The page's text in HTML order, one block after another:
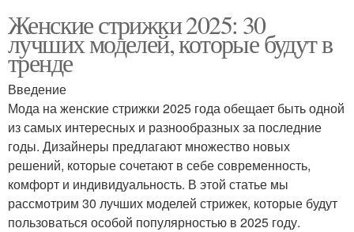
Женские стрижки 2025: 30
лучших моделей, которые будут в
тренде
Введение
Мода на женские стрижки 2025 года обещает быть одной
из самых интересных и разнообразных за последние
годы. Дизайнеры предлагают множество новых
решений, которые сочетают в себе современность,
комфорт и индивидуальность. В этой статье мы
рассмотрим 30 лучших моделей стрижек, которые будут
пользоваться особой популярностью в 2025 году.